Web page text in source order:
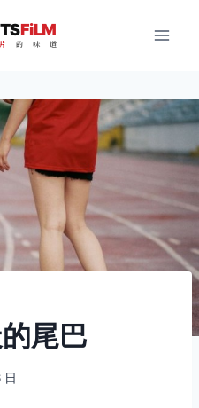
FiLM
片 的 味 道
尾巴
日